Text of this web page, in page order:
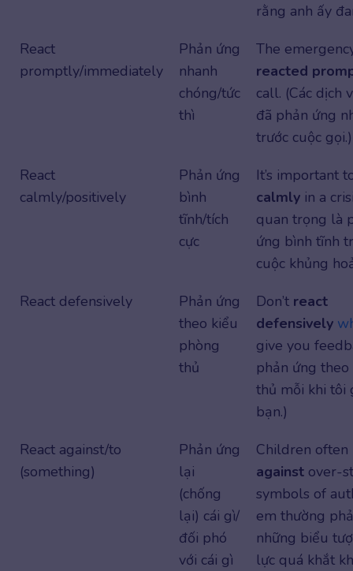
rằng anh ấy
React
promptly/immediately
Phản ứng
nhanh
chóng/tức
thì
The
reacted
call. (Các dịch
đã phản ứng
trước cuộc gọi.)
React
calmly/positively
Phản ứng
bình
tĩnh/tích
cực
It’s important
calmly in a
quan trọng là
ứng bình tĩnh
cuộc khủng
React defensively
Phản ứng
theo kiểu
phòng
thủ
Don’t react
defensively
give you
phản ứng
thủ mỗi khi tôi
bạn.)
React against/to
(something)
Phản ứng
lại
(chống
lại) cái gì/
đối phó
với cái gì
Children often
against over-
symbols of
em thường
những biểu
lực quá khắt